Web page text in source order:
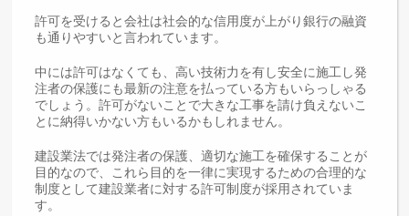
許可を受けると会社は社会的な信用度が上がり銀行の融資
も通りやすいと言われています。
中には許可はなくても、高い技術力を有し安全に施工し発
注者の保護にも最新の注意を払っている方もいらっしゃる
でしょう。許可がないことで大きな工事を請け負えないこ
とに納得いかない方もいるかもしれません。
建設業法では発注者の保護、適切な施工を確保することが
目的なので、これら目的を一律に実現するための合理的な
制度として建設業者に対する許可制度が採用されていま
す。